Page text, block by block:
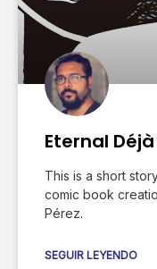
Eternal
This is a short
comic book
Pérez.
SEGUIR LEYENDO